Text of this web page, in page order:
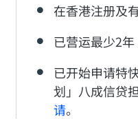
在香港注册及
已营运最少2年
已开始申请特
划」八成信贷
请。